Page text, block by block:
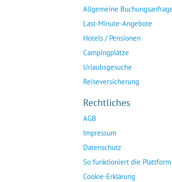
Allgemeine
Last-Minute-Angebote
Hotels / Pensionen
Campingplätze
Urlaubsgesuche
Reiseversicherung
Rechtliches
AGB
Impressum
Datenschutz
So funktioniert die Plattform
Cookie-Erklärung